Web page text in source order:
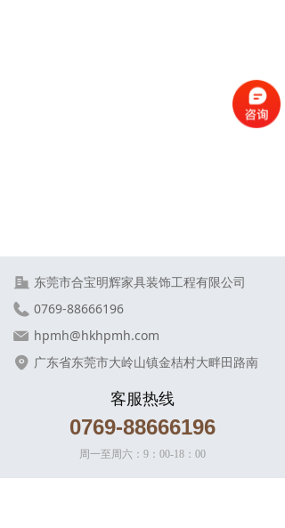
客服热线
0769-88666196
周一至周六：9：00-18：00
东莞市合宝明辉家具装饰工程有限公司
0769-88666196
hpmh@hkhpmh.com
广东省东莞市大岭山镇金桔村大畔田路南